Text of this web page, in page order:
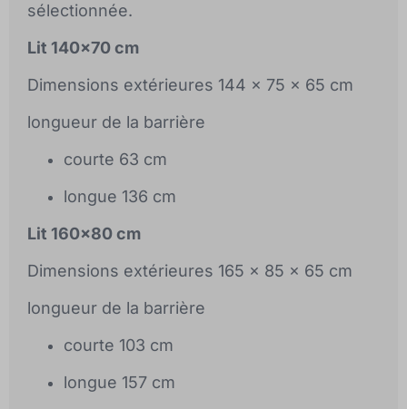
sélectionnée.
Lit 140x70 cm
Dimensions extérieures 144 x 75 x 65 cm
longueur de la barrière
courte 63 cm
longue 136 cm
Lit 160x80 cm
Dimensions extérieures 165 x 85 x 65 cm
longueur de la barrière
courte 103 cm
longue 157 cm